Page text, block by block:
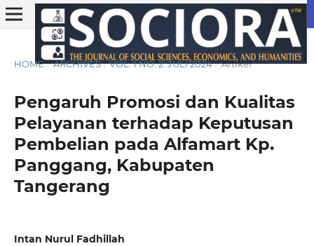
HOME / ARCHIVES / VOL. 1 NO. 2: JULI 2024 / Artikel
Pengaruh Promosi dan Kualitas
Pelayanan terhadap Keputusan
Pembelian pada Alfamart Kp.
Panggang, Kabupaten
Tangerang
Intan Nurul Fadhillah